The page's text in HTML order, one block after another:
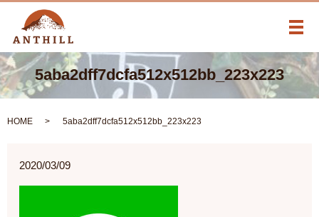
メ
5aba2dff7dcfa512x512bb_223x223
HOME 5aba2dff7dcfa512x512bb_223x223
2020/03/09